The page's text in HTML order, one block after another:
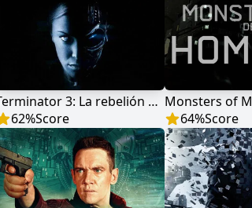
Terminator 3: La rebelión de las máquinas
62%Score
Monsters of
64%Score